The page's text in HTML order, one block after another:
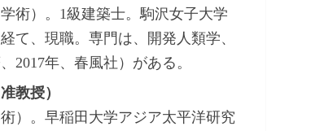
術）。1級建築士。駒沢女子大学
て、現職。専門は、開発人類学、
2017年、春風社）がある。
教授）
）。早稲田大学アジア太平洋研究